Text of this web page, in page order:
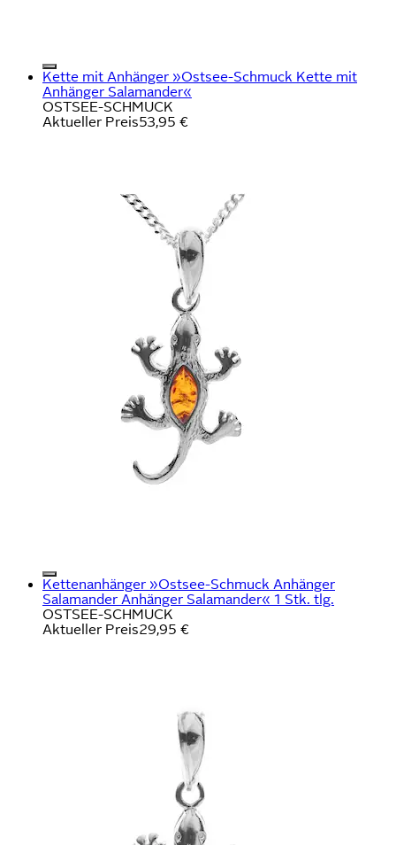
Kette mit Anhänger »Ostsee-Schmuck Kette mit
Anhänger Salamander«
OSTSEE-SCHMUCK
Aktueller Preis53,95 €
Kettenanhänger »Ostsee-Schmuck Anhänger
Salamander Anhänger Salamander« 1 Stk. tlg.
OSTSEE-SCHMUCK
Aktueller Preis29,95 €